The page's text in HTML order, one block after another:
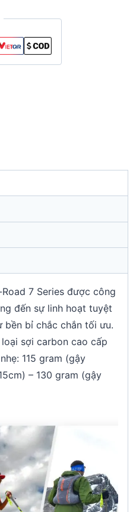
7 Series được công
đến sự linh hoạt tuyệt
bền bỉ chắc chắn tối ưu.
sợi carbon cao cấp
115 gram (gậy
– 130 gram (gậy